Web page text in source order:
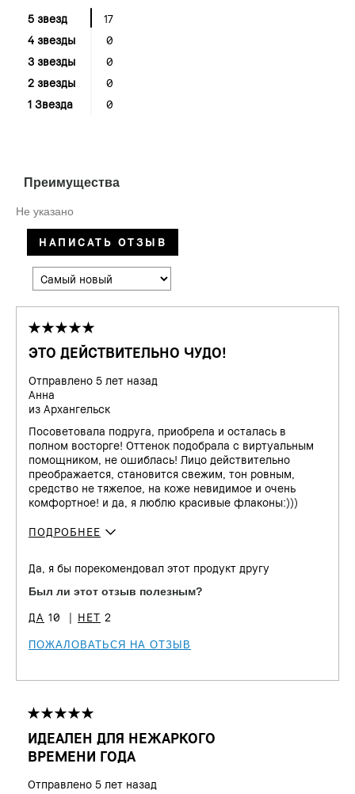
НАПИСАТЬ ОТЗЫВ
5 звезд
17
4 звезды
0
3 звезды
0
2 звезды
0
1 Звезда
0
Преимущества
Не указано
ЭТО ДЕЙСТВИТЕЛЬНО ЧУДО!
Отправлено 5 лет назад
Анна
из Архангельск
Посоветовала подруга, приобрела и осталась в
полном восторге! Оттенок подобрала с виртуальным
помощником, не ошиблась! Лицо действительно
преображается, становится свежим, тон ровным,
средство не тяжелое, на коже невидимое и очень
комфортное! и да, я люблю красивые флаконы:)))
ПОДРОБНЕЕ
лет?
Тип кожи
Сухая
Проблема(ы)
кожи
старения
Да, я бы порекомендовал этот продукт другу
Был ли этот отзыв полезным?
10 2
ПОЖАЛОВАТЬСЯ НА ОТЗЫВ
ИДЕАЛЕН ДЛЯ НЕЖАРКОГО
ВРЕМЕНИ ГОДА
Отправлено 5 лет назад